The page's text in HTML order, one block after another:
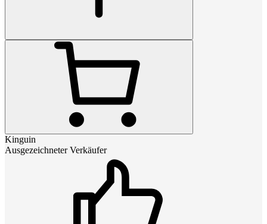
Kinguin
Ausgezeichneter Verkäufer